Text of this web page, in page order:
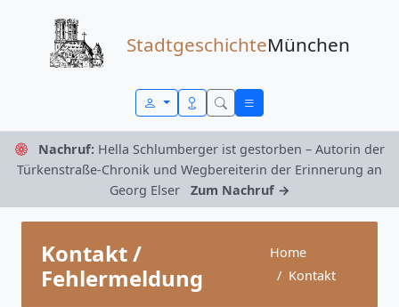
StadtgeschichteMünchen
Nachruf: Hella Schlumberger ist gestorben – Autorin der
Türkenstraße-Chronik und Wegbereiterin der Erinnerung an
Georg Elser
Zum Nachruf →
Kontakt /
Fehlermeldung
Home
Kontakt